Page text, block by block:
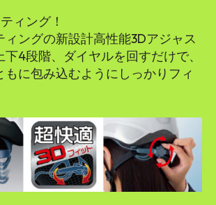
ィング！
ィングの新設計高性能3Dアジャス
4段階、ダイヤルを回すだけで、
もに包み込むようにしっかりフィ